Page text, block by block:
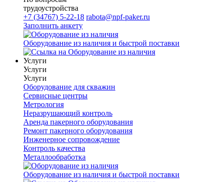
трудоустройства
+7 (34767) 5-22-18 rabota@npf-paker.ru
Заполнить анкету
Оборудование из наличия и быстрой поставки
Услуги
Услуги
Услуги
Оборудование для скважин
Сервисные центры
Метрология
Неразрушающий контроль
Аренда пакерного оборудования
Ремонт пакерного оборудования
Инженерное сопровождение
Контроль качества
Металлообработка
Оборудование из наличия и быстрой поставки